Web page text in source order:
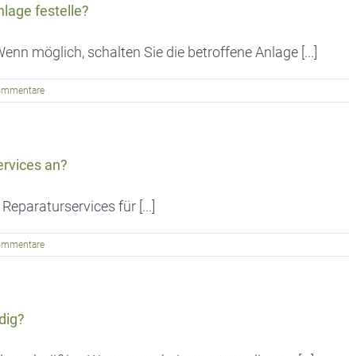
festelle?
möglich, schalten Sie die betroffene Anlage [...]
an?
für [...]